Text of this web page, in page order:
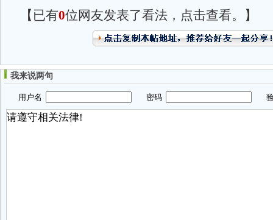
【已有0位网友发表了看法，点击查看。】
我来说两句
用户名 密码 验